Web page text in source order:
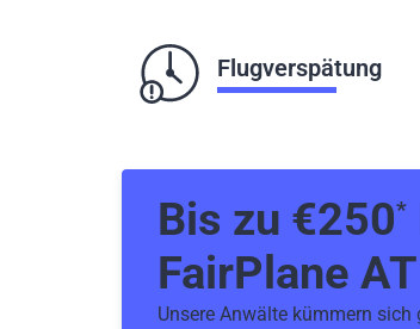
Flugverspätung
Bis zu €250*
FairPlane AT
Unsere Anwälte kümmern